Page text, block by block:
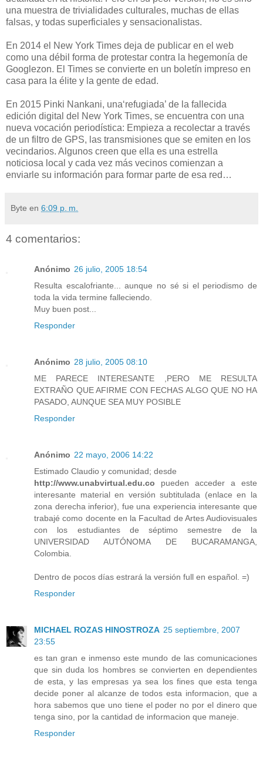
una muestra de trivialidades culturales, muchas de ellas
falsas, y todas superficiales y sensacionalistas.
En 2014 el New York Times deja de publicar en el web
como una débil forma de protestar contra la hegemonía de
Googlezon. El Times se convierte en un boletín impreso en
casa para la élite y la gente de edad.
En 2015 Pinki Nankani, una‘refugiada’ de la fallecida
edición digital del New York Times, se encuentra con una
nueva vocación periodística: Empieza a recolectar a través
de un filtro de GPS, las transmisiones que se emiten en los
vecindarios. Algunos creen que ella es una estrella
noticiosa local y cada vez más vecinos comienzan a
enviarle su información para formar parte de esa red…
Byte en 6:09 p. m.
4 comentarios:
Anónimo 26 julio, 2005 18:54
Resulta escalofriante... aunque no sé si el periodismo de
toda la vida termine falleciendo.
Muy buen post...
Responder
Anónimo 28 julio, 2005 08:10
ME PARECE INTERESANTE ,PERO ME RESULTA
EXTRAÑO QUE AFIRME CON FECHAS ALGO QUE NO HA
PASADO, AUNQUE SEA MUY POSIBLE
Responder
Anónimo 22 mayo, 2006 14:22
Estimado Claudio y comunidad; desde
http://www.unabvirtual.edu.co pueden acceder a este
interesante material en versión subtitulada (enlace en la
zona derecha inferior), fue una experiencia interesante que
trabajé como docente en la Facultad de Artes Audiovisuales
con los estudiantes de séptimo semestre de la
UNIVERSIDAD AUTÓNOMA DE BUCARAMANGA,
Colombia.
Dentro de pocos días estrará la versión full en español. =)
Responder
MICHAEL ROZAS HINOSTROZA 25 septiembre, 2007
23:55
es tan gran e inmenso este mundo de las comunicaciones
que sin duda los hombres se convierten en dependientes
de esta, y las empresas ya sea los fines que esta tenga
decide poner al alcanze de todos esta informacion, que a
hora sabemos que uno tiene el poder no por el dinero que
tenga sino, por la cantidad de informacion que maneje.
Responder